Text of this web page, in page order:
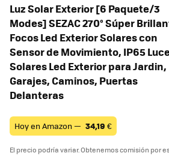
Luz Solar Exterior [6 Paquete/3
Modes] SEZAC 270° Súper
Focos Led Exterior Solares con
Sensor de Movimiento, IP65
Solares Led Exterior para Jardin,
Garajes, Caminos, Puertas
Delanteras
Hoy en Amazon — 34,19 €
El precio podría variar. Obtenemos comisión por